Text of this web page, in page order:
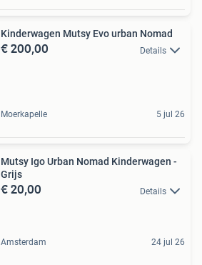
Kinderwagen Mutsy Evo urban Nomad
€ 200,00 Details
Moerkapelle 5 jul 26
Mutsy Igo Urban Nomad Kinderwagen -
Grijs
€ 20,00 Details
Amsterdam 24 jul 26